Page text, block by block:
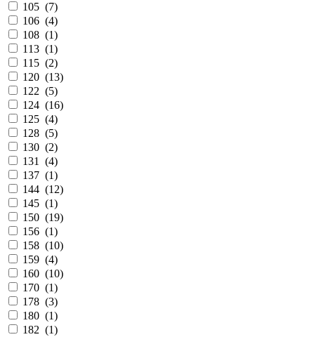
105 (7)
106 (4)
108 (1)
113 (1)
115 (2)
120 (13)
122 (5)
124 (16)
125 (4)
128 (5)
130 (2)
131 (4)
137 (1)
144 (12)
145 (1)
150 (19)
156 (1)
158 (10)
159 (4)
160 (10)
170 (1)
178 (3)
180 (1)
182 (1)